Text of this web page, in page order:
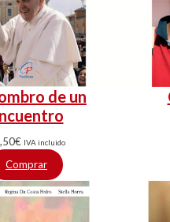
de un
€ IVA incluido
Comprar